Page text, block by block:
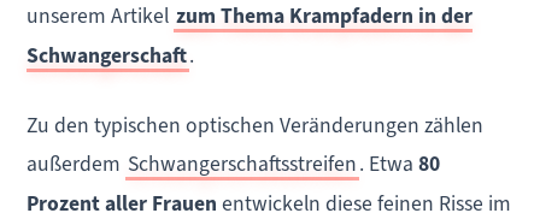
unserem Artikel zum Thema Krampfadern in der
Schwangerschaft.
Zu den typischen optischen Veränderungen zählen
außerdem Schwangerschaftsstreifen. Etwa80
Prozent aller Frauen entwickeln diese feinen Risse im